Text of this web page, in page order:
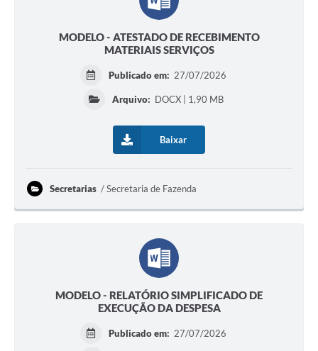
MODELO - ATESTADO DE RECEBIMENTO
MATERIAIS SERVIÇOS
Publicado em: 27/07/2026
Arquivo: DOCX | 1,90 MB
Baixar
Secretarias Secretaria de Fazenda
MODELO - RELATÓRIO SIMPLIFICADO DE
EXECUÇÃO DA DESPESA
Publicado em: 27/07/2026